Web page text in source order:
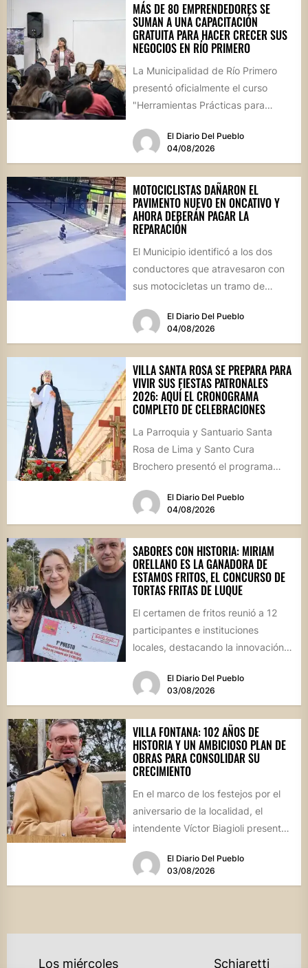
MÁS DE 80 EMPRENDEDORES SE
SUMAN A UNA CAPACITACIÓN
GRATUITA PARA HACER CRECER SUS
NEGOCIOS EN RÍO PRIMERO
La Municipalidad de Río Primero
presentó oficialmente el curso
"Herramientas Prácticas para
destinada a emprendedores,...
El Diario Del Pueblo
04/08/2026
MOTOCICLISTAS DAÑARON EL
PAVIMENTO NUEVO EN ONCATIVO Y
AHORA DEBERÁN PAGAR LA
REPARACIÓN
El Municipio identificó a los dos
conductores que atravesaron con
sus motocicletas un tramo de
calle...
El Diario Del Pueblo
04/08/2026
VILLA SANTA ROSA SE PREPARA PARA
VIVIR SUS FIESTAS PATRONALES
2026: AQUÍ EL CRONOGRAMA
COMPLETO DE CELEBRACIONES
La Parroquia y Santuario Santa
Rosa de Lima y Santo Cura
Brochero presentó el programa
El Diario Del Pueblo
04/08/2026
SABORES CON HISTORIA: MIRIAM
ORELLANO ES LA GANADORA DE
ESTAMOS FRITOS, EL CONCURSO DE
TORTAS FRITAS DE LUQUE
El certamen de fritos reunió a 12
participantes e instituciones
locales, destacando la innovación
El Diario Del Pueblo
03/08/2026
VILLA FONTANA: 102 AÑOS DE
HISTORIA Y UN AMBICIOSO PLAN DE
OBRAS PARA CONSOLIDAR SU
CRECIMIENTO
En el marco de los festejos por el
aniversario de la localidad, el
intendente Víctor Biagioli presentó
El Diario Del Pueblo
03/08/2026
Los miércoles Schiaretti